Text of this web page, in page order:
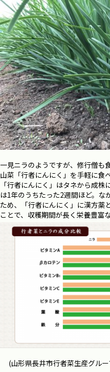
一見ニラのようですが、修行僧も
山菜「行者にんにく」を手軽に食
「行者にんにく」はタネから成
は1年のうちたった2週間ほど。
ため、
「行者にんにく」に漢方薬
ことで、収穫期間が長く栄養豊富
(山形県長井市行者菜生産グルー